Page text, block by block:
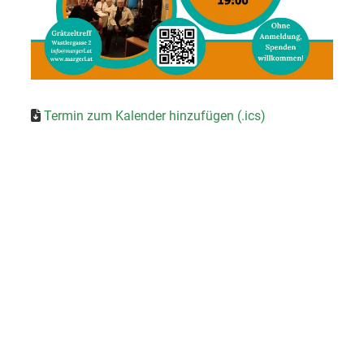
Termin zum Kalender hinzufügen (.ics)